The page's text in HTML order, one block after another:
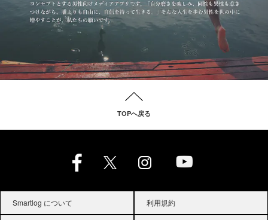
TOPへ戻る
Smartlog について 利用規約